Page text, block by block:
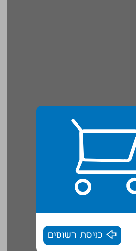
כניסת רשומים